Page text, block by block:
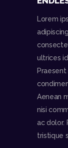
Lorem
ultrices
Aenean
nisi
ac dolor.
tristique